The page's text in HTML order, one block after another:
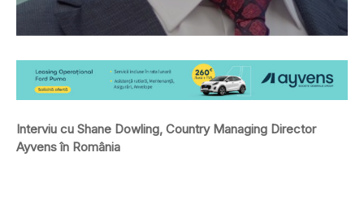
Interviu cu Shane Dowling, Country Managing Director
Ayvens în România